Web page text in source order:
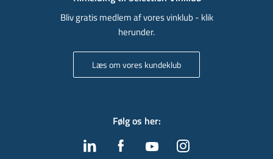
Bliv gratis medlem af vores vinklub - klik
herunder.
Læs om vores kundeklub
Følg os her: